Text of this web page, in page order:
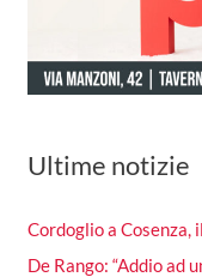
Ultime notizie
Cordoglio a Cosenza,
De Rango: “Addio ad